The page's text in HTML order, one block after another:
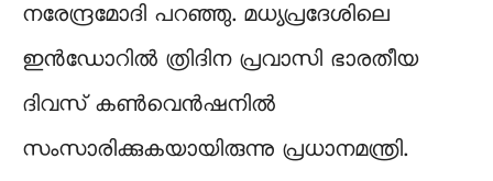
നരേന്ദ്രമോദി പറഞ്ഞു. മധ്യപ്രദേശിലെ
ഇൻഡോറിൽ ത്രിദിന പ്രവാസി ഭാരതീയ
ദിവസ് കൺവെൻഷനിൽ
സംസാരിക്കുകയായിരുന്നു പ്രധാനമന്ത്രി.